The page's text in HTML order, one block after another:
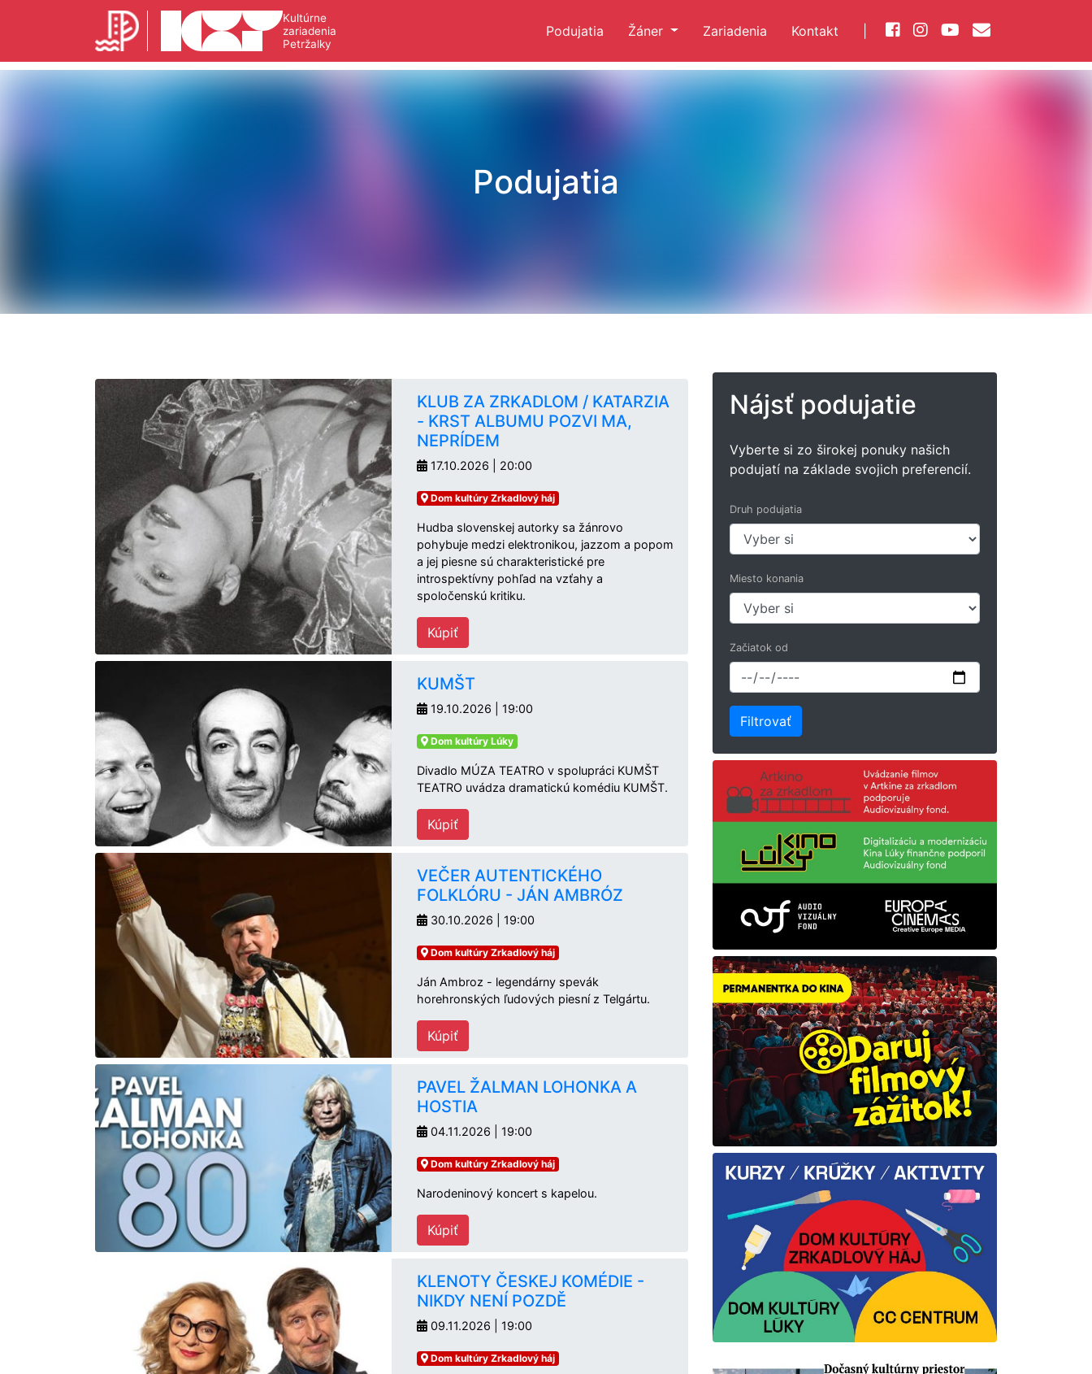
Kultúrne
zariadenia
Petržalky
Podujatia Žáner Zariadenia Kontakt
Podujatia
KLUB ZA ZRKADLOM / KATARZIA
- KRST ALBUMU POZVI MA,
NEPRÍDEM
17.10.2026 | 20:00
Dom kultúry Zrkadlový háj
Hudba slovenskej autorky sa žánrovo
pohybuje medzi elektronikou, jazzom a popom
a jej piesne sú charakteristické pre
introspektívny pohľad na vzťahy a
spoločenskú kritiku.
Kúpiť
KUMŠT
19.10.2026 | 19:00
Dom kultúry Lúky
Divadlo MÚZA TEATRO v spolupráci KUMŠT
TEATRO uvádza dramatickú komédiu KUMŠT.
Kúpiť
VEČER AUTENTICKÉHO
FOLKLÓRU - JÁN AMBRÓZ
30.10.2026 | 19:00
Dom kultúry Zrkadlový háj
Ján Ambroz - legendárny spevák
horehronských ľudových piesní z Telgártu.
Kúpiť
PAVEL ŽALMAN LOHONKA A
HOSTIA
04.11.2026 | 19:00
Dom kultúry Zrkadlový háj
Narodeninový koncert s kapelou.
Kúpiť
KLENOTY ČESKEJ KOMÉDIE -
NIKDY NENÍ POZDĚ
09.11.2026 | 19:00
Dom kultúry Zrkadlový háj
Nájsť podujatie
Vyberte si zo širokej ponuky našich
podujatí na základe svojich preferencií.
Druh podujatia
Miesto konania
Začiatok od